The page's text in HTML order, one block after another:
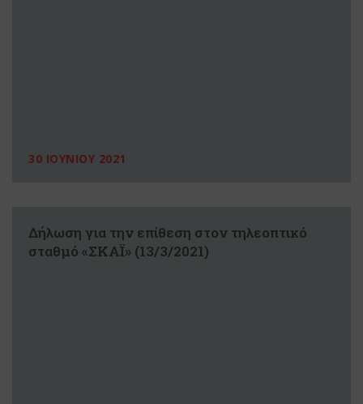
30 ΙΟΥΝΙΟΥ 2021
Δήλωση για την επίθεση στον τηλεοπτικό
σταθμό «ΣΚΑΪ» (13/3/2021)